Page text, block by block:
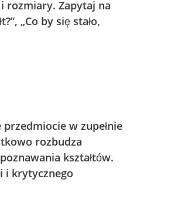
rozmiary. Zapytaj na
„Co by się stało,
w zupełnie
rozbudza
kształtów.
i krytycznego